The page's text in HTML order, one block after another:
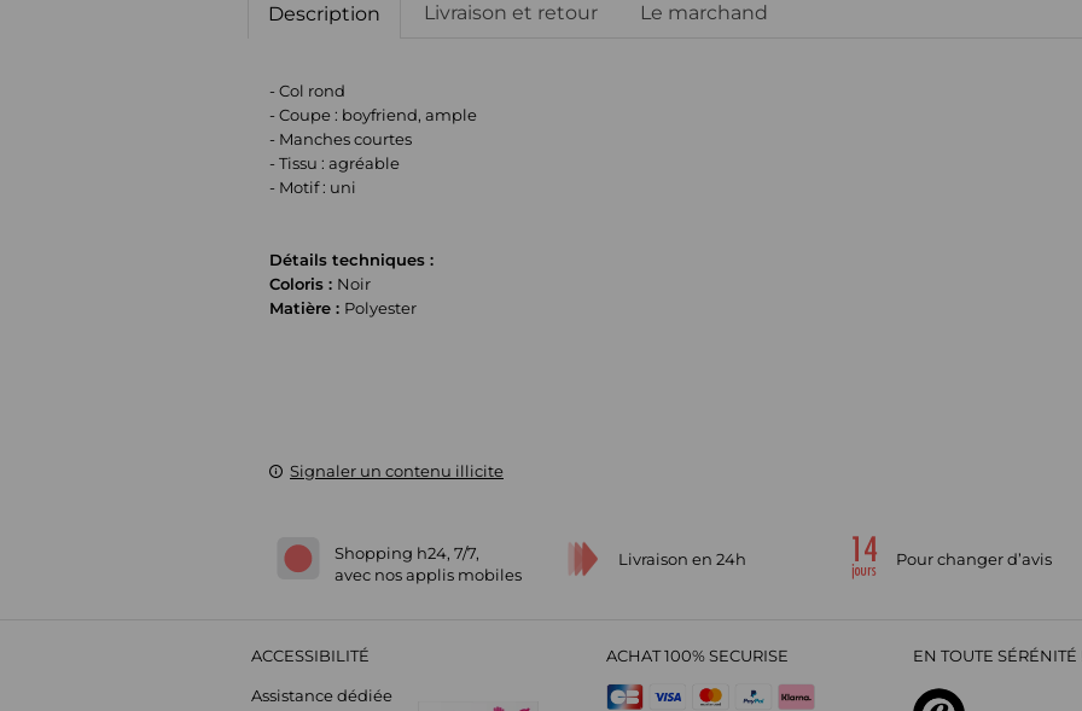
Description Livraison et retour Le marchand
- Col rond
- Coupe : boyfriend, ample
- Manches courtes
- Tissu : agréable
- Motif : uni
Détails techniques :
Coloris : Noir
Matière : Polyester
Signaler un contenu illicite
Shopping h24, 7/7,
avec nos applis mobiles
Livraison en 24h Pour changer d’avis
ACCESSIBILITÉ
Assistance dédiée
ACHAT 100% SECURISE EN TOUTE SÉRÉNITÉ